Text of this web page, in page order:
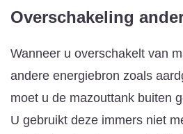
Overschakeling
Wanneer u overschakelt van
andere energiebron zoals
moet u de mazouttank buiten
U gebruikt deze immers niet